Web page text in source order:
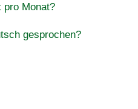
pro Monat?
gesprochen?